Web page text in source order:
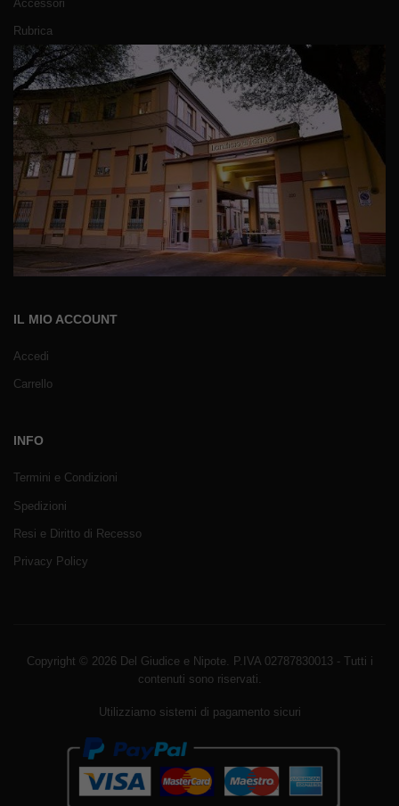
Accessori
Rubrica
IL MIO ACCOUNT
Accedi
Carrello
INFO
Termini e Condizioni
Spedizioni
Resi e Diritto di Recesso
Privacy Policy
Copyright © 2026 Del Giudice e Nipote. P.IVA 02787830013 - Tutti i
contenuti sono riservati.
Utilizziamo sistemi di pagamento sicuri